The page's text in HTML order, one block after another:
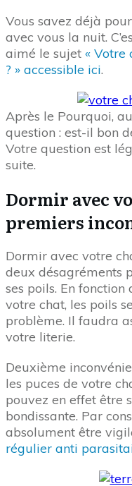
Vous savez déjà
avec vous la nuit.
aimé le sujet « Votre
? » accessible ici.
Après le Pourquoi,
question : est-il bon
Votre question est
suite.
Dormir avec
premiers
Dormir avec votre
deux désagréments
ses poils. En
votre chat, les poils
problème. Il faudra
votre literie.
Deuxième
les puces de votre
pouvez en effet être
bondissante. Par
absolument être
régulier anti